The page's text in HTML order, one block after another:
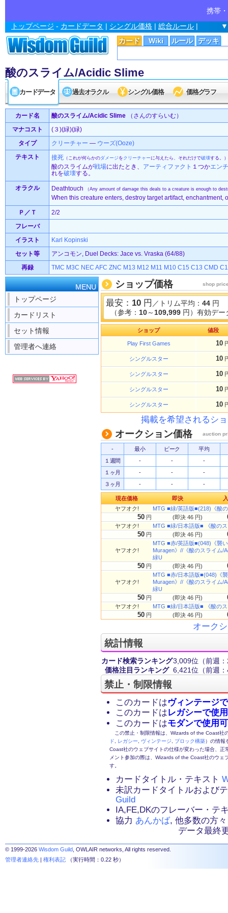
携帯
カード Wiki ルール デッキ
トップページ - カードデータ | シングル価格 | 総合ルール |
酸のスライム/Acidic Slime
カードデータ 過去オラクル シングル価格 価格グラフ
カード名 酸のスライム/Acidic Slime （さんのすらいむ）
マナコスト
(３)(緑)(緑)
タイプ
クリーチャー — ウーズ(Ooze)
テキスト
接死 （これが何らかのダメージを クリーチャーに与えたら、それだけで破壊する。）
酸のスライムが戦場に出たとき、 アーティファクト １つかエン
れを破壊する。
オラクル Deathtouch （Any amount of damage this deals to a creature is enough to
When this creature enters, destroy target artifact, enchantment,
Ｐ／Ｔ
2/2
フレーバ
イラスト
Karl Kopinski
セット等
アンコモン, Duel Decks: Jace vs. Vraska (64/88)
再録
TMC M3C NEC AFC ZNC M13 M12 M11 M10 C15 C13 CMD
MENU
トップページ
カードリスト
セット情報
管理者へ連絡
ショップ価格 shop
最安： 10 円 ／トリム平均： 44 円
（参考： 10～ 109,999 円）有効デ
ショップ 値段
Play First Games 10
シングルスター 10
シングルスター 10
シングルスター 10
シングルスター 10
掲載を希望されるシ
オークション価格 auction
- 最小 ピーク
平均
１週間
- -
-
１ヶ月
- -
-
３ヶ月
- - -
現在価格 即決
ヤフオク!
MTG ■緑/英語版■(218)《酸
50 円 (即決 46 円)
ヤフオク! MTG ■緑/日本語版■ 《酸の
50 円 (即決 46 円)
ヤフオク!
MTG ■赤/英語版■(048)《襲
Muragen》//《酸のスライム/
緑U
50 円 (即決 46 円)
ヤフオク!
MTG ■赤/日本語版■(048)《
Muragen》//《酸のスライム/
緑U
50 円 (即決 46 円)
ヤフオク! MTG ■緑/日本語版■ 《酸の
50 円 (即決 46 円)
オーク
統計情報
カード検索ランキング3,009位 （前週
価格注目ランキング 6,421位 （前週
禁止・制限情報
このカードはヴィンテージ
このカードはレガシーで使
このカードはモダンで使用
この禁止・制限情報は、Wizards of the Coast社
ド
レガシー ヴィンテージ ブロック構築）の情報
Coast社のウェブサイトの仕様が変わった場合、
メント参加の際は、Wizards of the Coast社のウェ
す。
カードタイトル・テキスト
未訳カードタイトルおよび
Guild
IA,FE,DKのフレーバー・テ
協力 あんかば, 他多数の方々
データ最終
© 1999-2026 Wisdom Guild , OWLAIR networks, All rights reserved.
管理者連絡先 | 権利表記 （実行時間：0.22 秒）